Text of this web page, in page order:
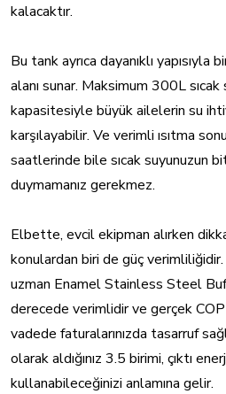
kalacaktır.
Bu tank ayrıca dayanıklı
alanı sunar. Maksimum 300L
kapasitesiyle büyük ailelerin su
karşılayabilir. Ve verimli ısıtma
saatlerinde bile sıcak suyunuzun
duymamanız gerekmez.
Elbette, evcil ekipman alırken
konulardan biri de güç
uzman Enamel Stainless Steel
derecede verimlidir ve gerçek
vadede faturalarınızda tasarruf
olarak aldığınız 3.5 birimi, çıktı
kullanabileceğinizi anlamına gelir.